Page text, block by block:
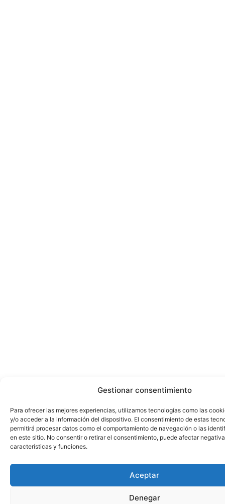
Gestionar consentimiento
Para ofrecer las mejores experiencias, utilizamos tecnologías como las
y/o acceder a la información del dispositivo. El consentimiento de estas
permitirá procesar datos como el comportamiento de navegación o las
en este sitio. No consentir o retirar el consentimiento, puede afectar
características y funciones.
Aceptar
Denegar